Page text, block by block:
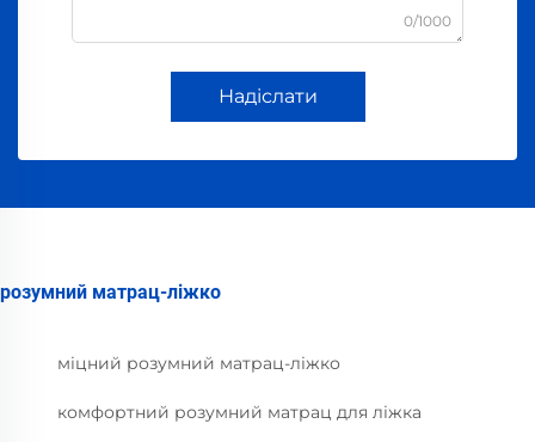
0/1000
Надіслати
розумний матрац-ліжко
міцний розумний матрац-ліжко
комфортний розумний матрац для ліжка